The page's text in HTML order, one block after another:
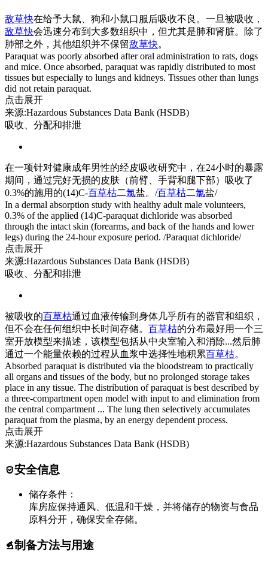
敌草快在给予大鼠、狗和小鼠口服后吸收不良。一旦被吸收，
敌草快会迅速分布到大多数组织中，但尤其是肺和肾脏。除了
肺部之外，其他组织并不保留敌草快。
Paraquat was poorly absorbed after oral administration to rats, dogs
and mice. Once absorbed, paraquat was rapidly distributed to most
tissues but especially to lungs and kidneys. Tissues other than lungs
did not retain paraquat.
点击展开
来源:Hazardous Substances Data Bank (HSDB)
吸收、分配和排泄
在一项针对健康成年男性的经皮吸收研究中，在24小时的暴露
期间，通过完好无损的皮肤（前臂、手背和腿下部）吸收了
0.3%的施用的(14)C-百草枯二氯盐。/百草枯二氯盐/
In a dermal absorption study with healthy adult male volunteers,
0.3% of the applied (14)C-paraquat dichloride was absorbed
through the intact skin (forearms, and back of the hands and lower
legs) during the 24-hour exposure period. /Paraquat dichloride/
点击展开
来源:Hazardous Substances Data Bank (HSDB)
吸收、分配和排泄
被吸收的百草枯通过血液传输到身体几乎所有的器官和组织，
但不会在任何组织中长时间存储。 百草枯的分布最好用一个三
室开放模型来描述，该模型包括从中央室输入和消除...然后肺
通过一个能量依赖的过程从血浆中选择性地积累百草枯。
Absorbed paraquat is distributed via the bloodstream to practically
all organs and tissues of the body, but no prolonged storage takes
place in any tissue. The distribution of paraquat is best described by
a three-compartment open model with input to and elimination from
the central compartment ... The lung then selectively accumulates
paraquat from the plasma, by an energy dependent process.
点击展开
来源:Hazardous Substances Data Bank (HSDB)
安全信息
储存条件：
库房应保持通风、低温和干燥，并将储存的物资与食品
原料分开，确保安全存储。
制备方法与用途